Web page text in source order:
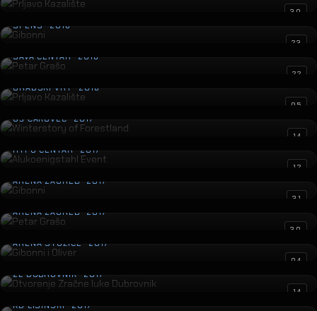
30
Gibonni
SPENS · 2018
23
Petar Grašo
SAVA CENTAR · 2018
22
Prljavo Kazalište
GRADSKI VRT · 2018
05
Winterstory of Forestland
GŠ ČAKOVEC · 2017
14
Alukoenigstahl Event
HYPO CENTAR · 2017
12
Gibonni
ARENA ZAGREB · 2017
31
Petar Grašo
ARENA ZAGREB · 2017
30
Gibonni i Oliver
ARENA STOŽICE · 2017
04
Otvorenje Zračne luke Dubrovnik
ZL DUBROVNIK · 2017
14
Ivana Banfić
KD LISINSKI · 2017